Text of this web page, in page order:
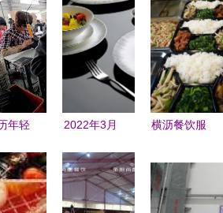
年轻
流水
择，
2022年3月
饮与餐厨用
品展览会
横沥餐饮服
业承包饭
堂，打造企